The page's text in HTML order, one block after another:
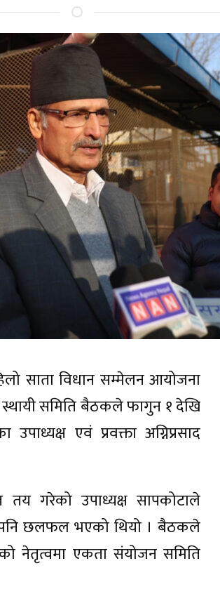
साता विधान सम्मेलन आयोजना
स्थायी समिति बैठकले फागुन १ देखि
एवं प्रवक्ता अग्निप्रसाद
गरेको उपाध्यक्ष सापकोटाले
पनि छलफल भएको थियो । बैठकले
नेतृत्वमा एकता संयोजन समिति